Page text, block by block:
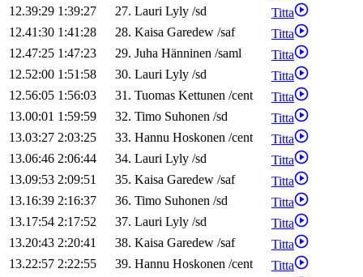
12.39:29 1:39:27 27. Lauri Lyly /sd
Titta
12.41:30 1:41:28 28. Kaisa Garedew /saf
Titta
12.47:25 1:47:23 29. Juha Hänninen /saml
Titta
12.52:00 1:51:58 30. Lauri Lyly /sd
Titta
12.56:05 1:56:03 31. Tuomas Kettunen /cent
Titta
13.00:01 1:59:59 32. Timo Suhonen /sd
Titta
13.03:27 2:03:25 33. Hannu Hoskonen /cent
Titta
13.06:46 2:06:44 34. Lauri Lyly /sd
Titta
13.09:53 2:09:51 35. Kaisa Garedew /saf
Titta
13.16:39 2:16:37 36. Timo Suhonen /sd
Titta
13.17:54 2:17:52 37. Lauri Lyly /sd
Titta
13.20:43 2:20:41 38. Kaisa Garedew /saf
Titta
13.22:57 2:22:55 39. Hannu Hoskonen /cent
Titta